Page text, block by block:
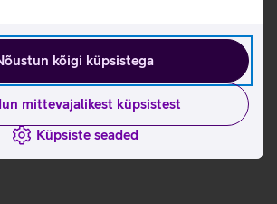
kõigi küpsistega
mittevajalikest küpsistest
Küpsiste seaded